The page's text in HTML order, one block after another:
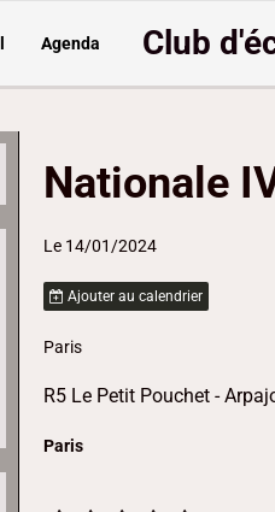
Agenda Club
Nationale
Le 14/01/2024
Ajouter au calendrier
Paris
R5 Le Petit Pouchet -
Paris